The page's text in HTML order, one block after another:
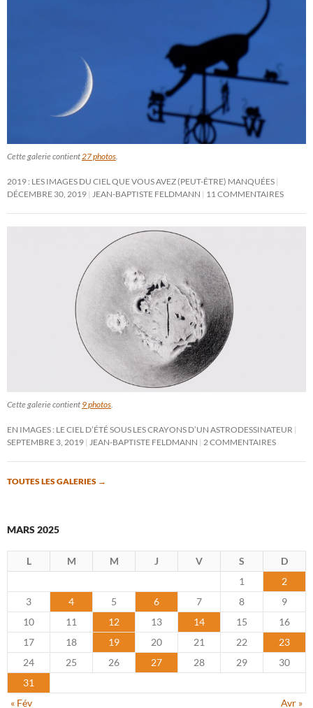
Cette galerie contient27 photos.
2019 : LES IMAGES DU CIEL QUE VOUS AVEZ (PEUT-ÊTRE) MANQUÉES
DÉCEMBRE 30, 2019 JEAN-BAPTISTE FELDMANN 11 COMMENTAIRES
Cette galerie contient 9 photos.
EN IMAGES : LE CIEL D’ÉTÉ SOUS LES CRAYONS D’UN ASTRODESSINATEUR
SEPTEMBRE 3, 2019 JEAN-BAPTISTE FELDMANN 2 COMMENTAIRES
TOUTES LES GALERIES →
MARS 2025
L M M J V S
D
1
2
3
4 5 6 7 8
9
10
11 12 13 14 15
16
17
18 19 20 21 22
23
24
25 26 27 28 29
30
31
« Fév
Avr »